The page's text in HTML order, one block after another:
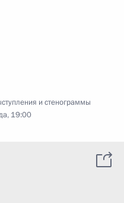
и стенограммы
19:00